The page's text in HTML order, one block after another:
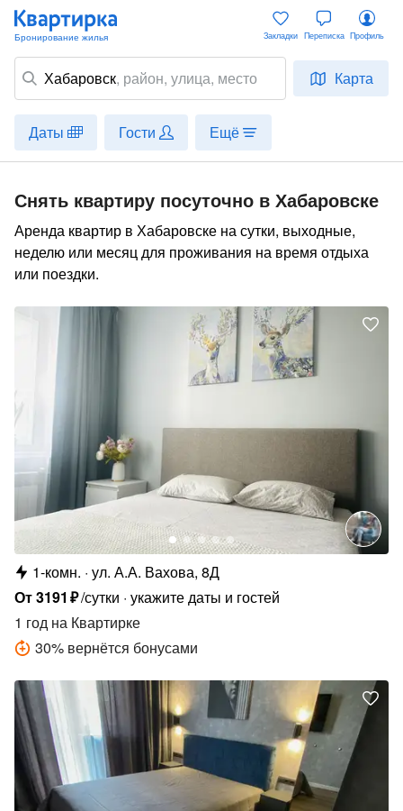
Хабаровск, район, улица, место Карта
Закладки Переписка Профиль
Даты Гости Ещё
Снять квартиру посуточно в Хабаровске
Аренда квартир в Хабаровске на сутки, выходные,
неделю или месяц для проживания на время отдыха
или поездки.
1-комн. ул. А.А. Вахова, 8Д
От3191 ₽/сутки укажите даты и гостей
1 год на Квартирке
30% вернётся бонусами